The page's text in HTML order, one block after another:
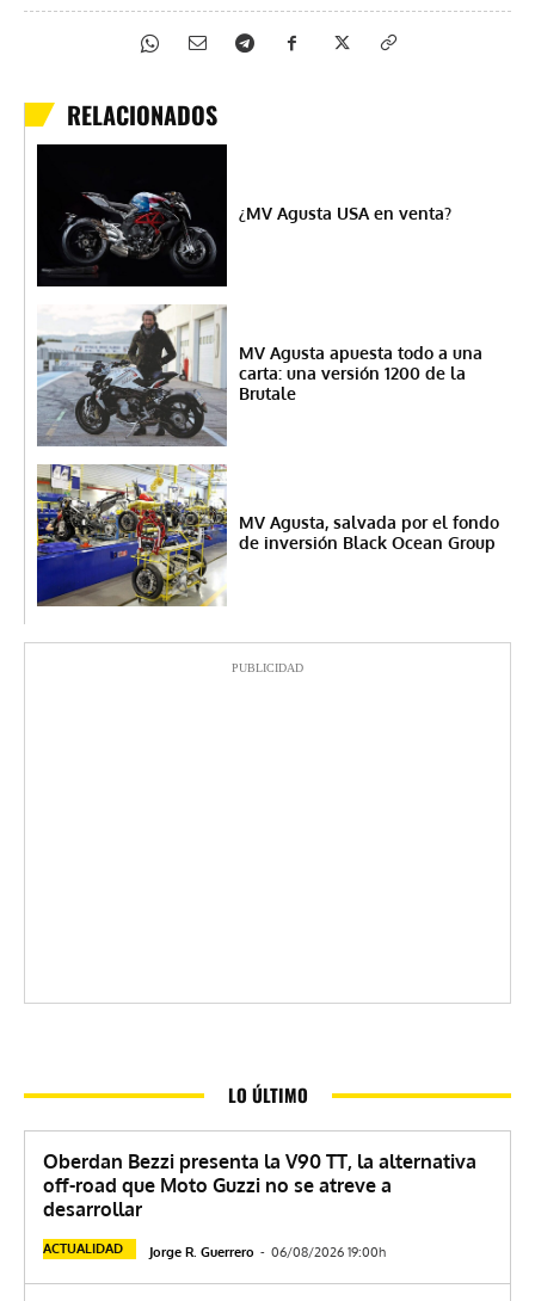
RELACIONADOS
¿MV Agusta USA en venta?
MV Agusta apuesta todo a una
carta: una versión 1200 de la
Brutale
MV Agusta, salvada por el fondo
de inversión Black Ocean Group
PUBLICIDAD
LO ÚLTIMO
Oberdan Bezzi presenta la V90 TT, la alternativa
off-road que Moto Guzzi no se atreve a
desarrollar
ACTUALIDAD Jorge R. Guerrero - 06/08/2026 19:00h